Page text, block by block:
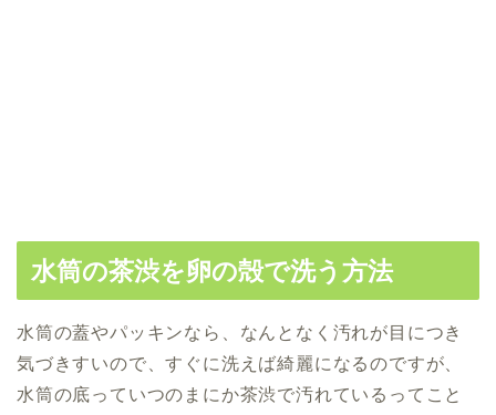
水筒の茶渋を卵の殻で洗う方法
水筒の蓋やパッキンなら、なんとなく汚れが目につき
気づきすいので、すぐに洗えば綺麗になるのですが、
水筒の底っていつのまにか茶渋で汚れているってこと